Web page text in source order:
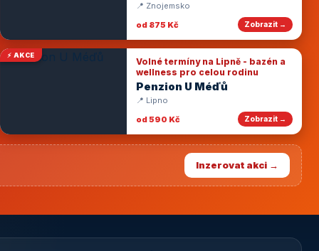
📍 Znojemsko
od 875 Kč
Zobrazit →
⚡ AKCE
Volné termíny na Lipně - bazén a
wellness pro celou rodinu
Penzion U Méďů
📍 Lipno
od 590 Kč
Zobrazit →
Inzerovat akci →